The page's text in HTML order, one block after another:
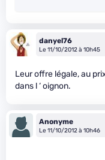
danyel76
Le 11/10/2012 à 10h45
Leur offre légale, au
dans l ‘ oignon.
Anonyme
Le 11/10/2012 à 10h46